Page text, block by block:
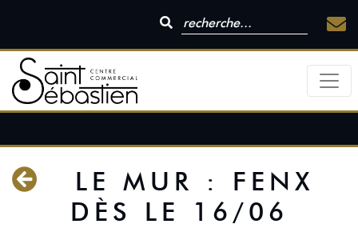
LE MUR : FENX
DÈS LE 16/06